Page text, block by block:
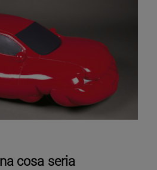
cosa seria